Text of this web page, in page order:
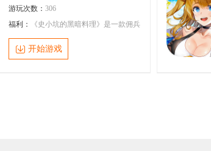
险王，至此开启了一段“大冒险时代”
游玩次数： 306
福利：
《史小坑的黑暗料理》是一款佣兵
演一个勇敢的冒险者队长，带领小队探索
未知的领域，与各种怪物和挑战战斗，解
开始游戏